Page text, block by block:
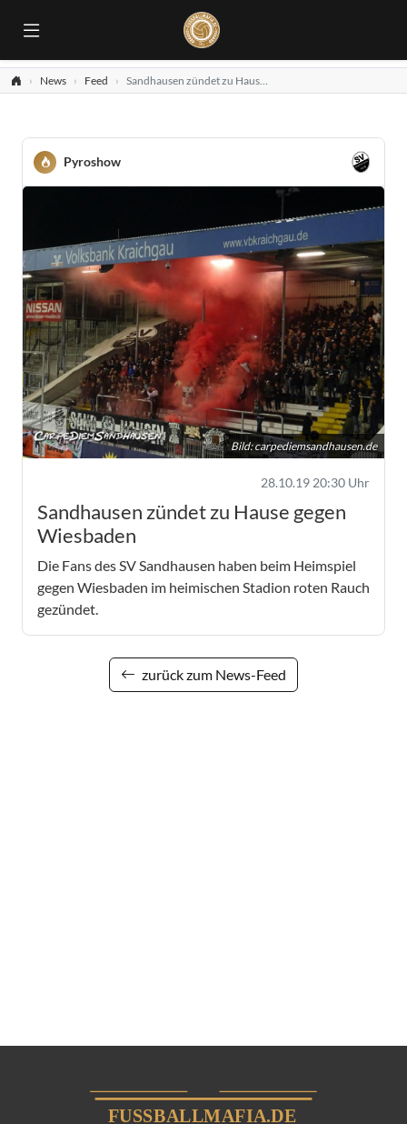
News Feed Sandhausen zündet zu Hause gegen Wiesbaden
Pyroshow
Bild:carpediemsandhausen.de
28.10.19 20:30 Uhr
Sandhausen zündet zu Hause gegen
Wiesbaden
Die Fans des SV Sandhausen haben beim Heimspiel
gegen Wiesbaden im heimischen Stadion roten Rauch
gezündet.
zurück zum News-Feed